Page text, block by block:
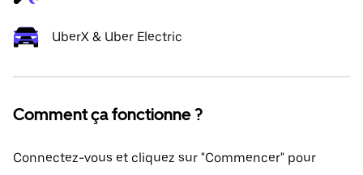
UberX & Uber Electric
Comment ça fonctionne ?
Connectez-vous et cliquez sur "Commencer" pour